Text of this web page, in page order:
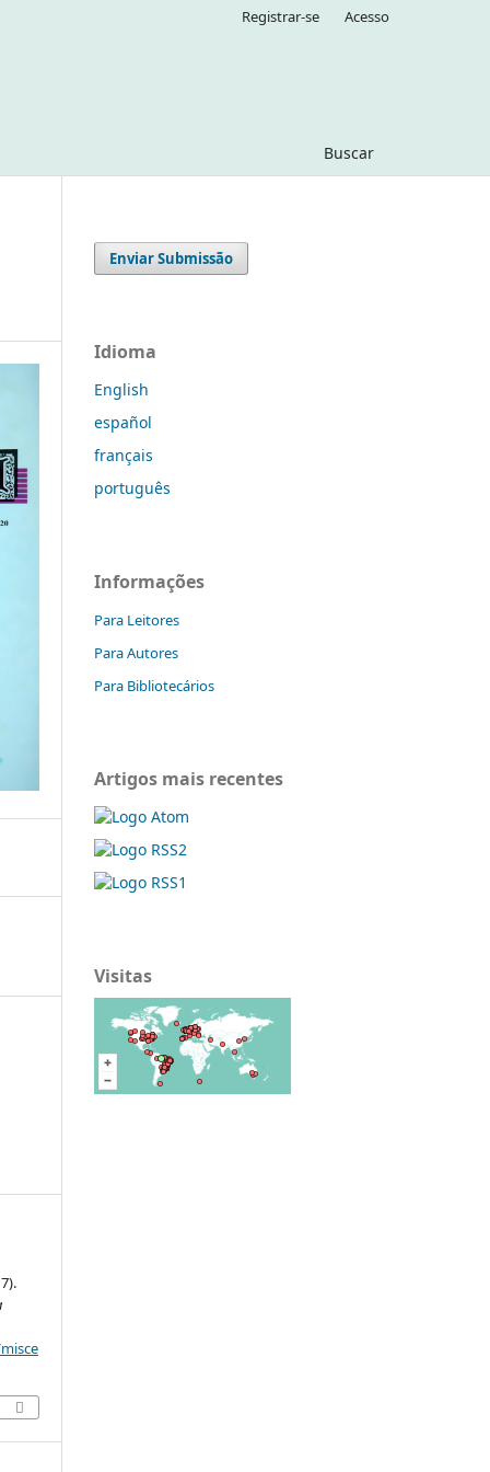
Buscar
Registrar-se Acesso
Enviar Submissão
Idioma
English
español
français
português
Informações
Para Leitores
Para Autores
Para Bibliotecários
Artigos mais recentes
Visitas